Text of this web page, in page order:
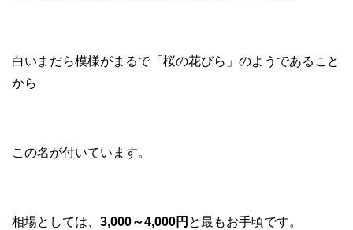
白いまだら模様がまるで「桜の花びら」のようであること
から
この名が付いています。
相場としては、 3,000～4,000円 と最もお手頃です。